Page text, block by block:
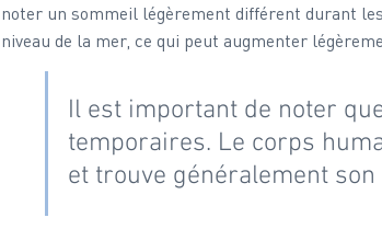
noter un sommeil légèrement différent durant
niveau de la mer, ce qui peut augmenter
Il est important de noter
temporaires. Le corps
et trouve généralement